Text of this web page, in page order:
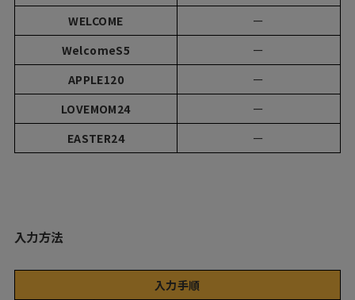
WELCOME
ー
WelcomeS5
ー
APPLE120
ー
LOVEMOM24
ー
EASTER24
ー
入力方法
入力手順